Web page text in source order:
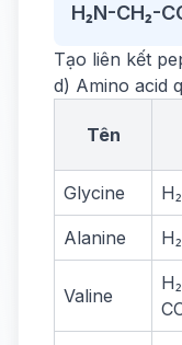
H₂N-CH₂-
Tạo liên kết
d) Amino acid
Tên
Glycine
Alanine
Valine